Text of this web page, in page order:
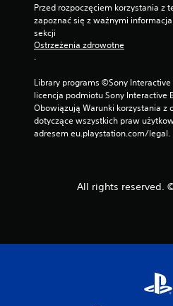
Przed rozpoczęciem korzystania z
zapoznać się z ważnymi
sekcji
Ostrzeżenia zdrowotne
.
Library programs ©Sony
licencja podmiotu Sony Interactive
Obowiązują Warunki korzystania z
dotyczące wszystkich praw
adresem eu.playstation.com/legal.
All rights reserved.